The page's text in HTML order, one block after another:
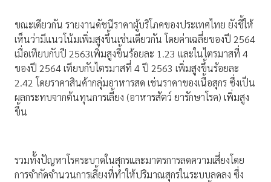
ขณะเดียวกัน รายงานดัชนีราคาผู้บริโภคของประเทศไทย ยังชี้ให้
เห็นว่ามีแนวโน้มเพิ่มสูงขึ้นเช่นเดียวกัน โดยค่าเฉลี่ยของปี 2564
เมื่อเทียบกับปี 2563เพิ่มสูงขึ้นร้อยละ 1.23 และในไตรมาสที่ 4
ของปี 2564 เทียบกับไตรมาสที่ 4 ปี 2563 เพิ่มสูงขึ้นร้อยละ
2.42 โดยราคาสินค้ากลุ่มอาหารสด เช่นราคาของเนื้อสุกร ซึ่งเป็น
ผลกระทบจากต้นทุนการเลี้ยง (อาหารสัตว์ ยารักษาโรค) เพิ่มสูง
ขึ้น
รวมทั้งปัญหาโรคระบาดในสุกรและมาตรการลดความเสี่ยงโดย
การจำกัดจำนวนการเลี้ยงที่ทำให้ปริมาณสุกรในระบบลดลง ซึ่ง